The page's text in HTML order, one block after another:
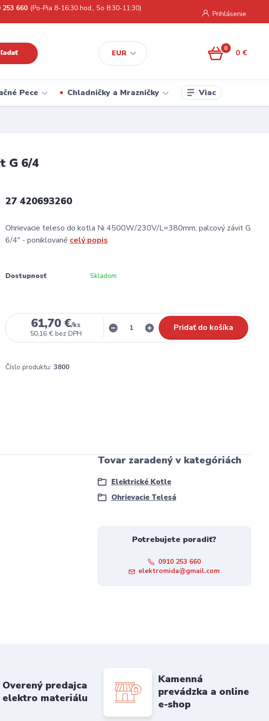
EUR
Prihlásenie
253 660 (Po-Pia 8-16:30 hod., So 8:30-11:30)
0 0 €
Pece Chladničky a Mrazničky Viac
G 6/4
27 420693260
Ohrievacie teleso do kotla Ni 4500W/230V/L=380mm, palcový závit G
6/4" - poniklované celý popis
Dostupnosť Skladom
61,70 €/ks
50,16 € bez DPH
Pridať do košíka
Číslo produktu: 3800
Tovar zaradený v kategóriách
Elektrické Kotle
Ohrievacie Telesá
Potrebujete poradiť?
0910 253 660
elektromida@gmail.com
Overený predajca
elektro materiálu
Kamenná
prevádzka a online
e-shop